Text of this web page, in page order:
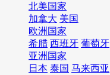
北美国家
加拿大 美国
欧洲国家
希腊 西班牙 葡萄牙
亚洲国家
日本 泰国 马来西亚